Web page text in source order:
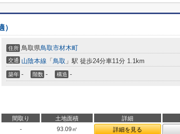
）
住所 鳥取県鳥取市材木町
交通 山陰本線 「 鳥取 」駅 徒歩24分車11分 1.1km
築年 - 階数 - 構造 -
間取り 土地面積 詳細
- 93.09㎡ 詳細を見る